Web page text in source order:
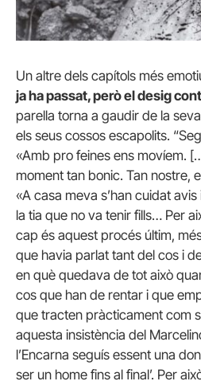
Un altre dels capítols més
ja ha passat, però el desig
parella torna a gaudir de la
els seus cossos escapolits.
«Amb pro feines ens movíem.
moment tan bonic. Tan nostre,
«A casa meva s’han cuidat
la tia que no va tenir fills… Per
cap és aquest procés últim,
que havia parlat tant del cos i
en què quedava de tot això
cos que han de rentar i que
que tracten pràcticament com
aquesta insistència del
l’Encarna seguís essent una
ser un home fins al final’. Per